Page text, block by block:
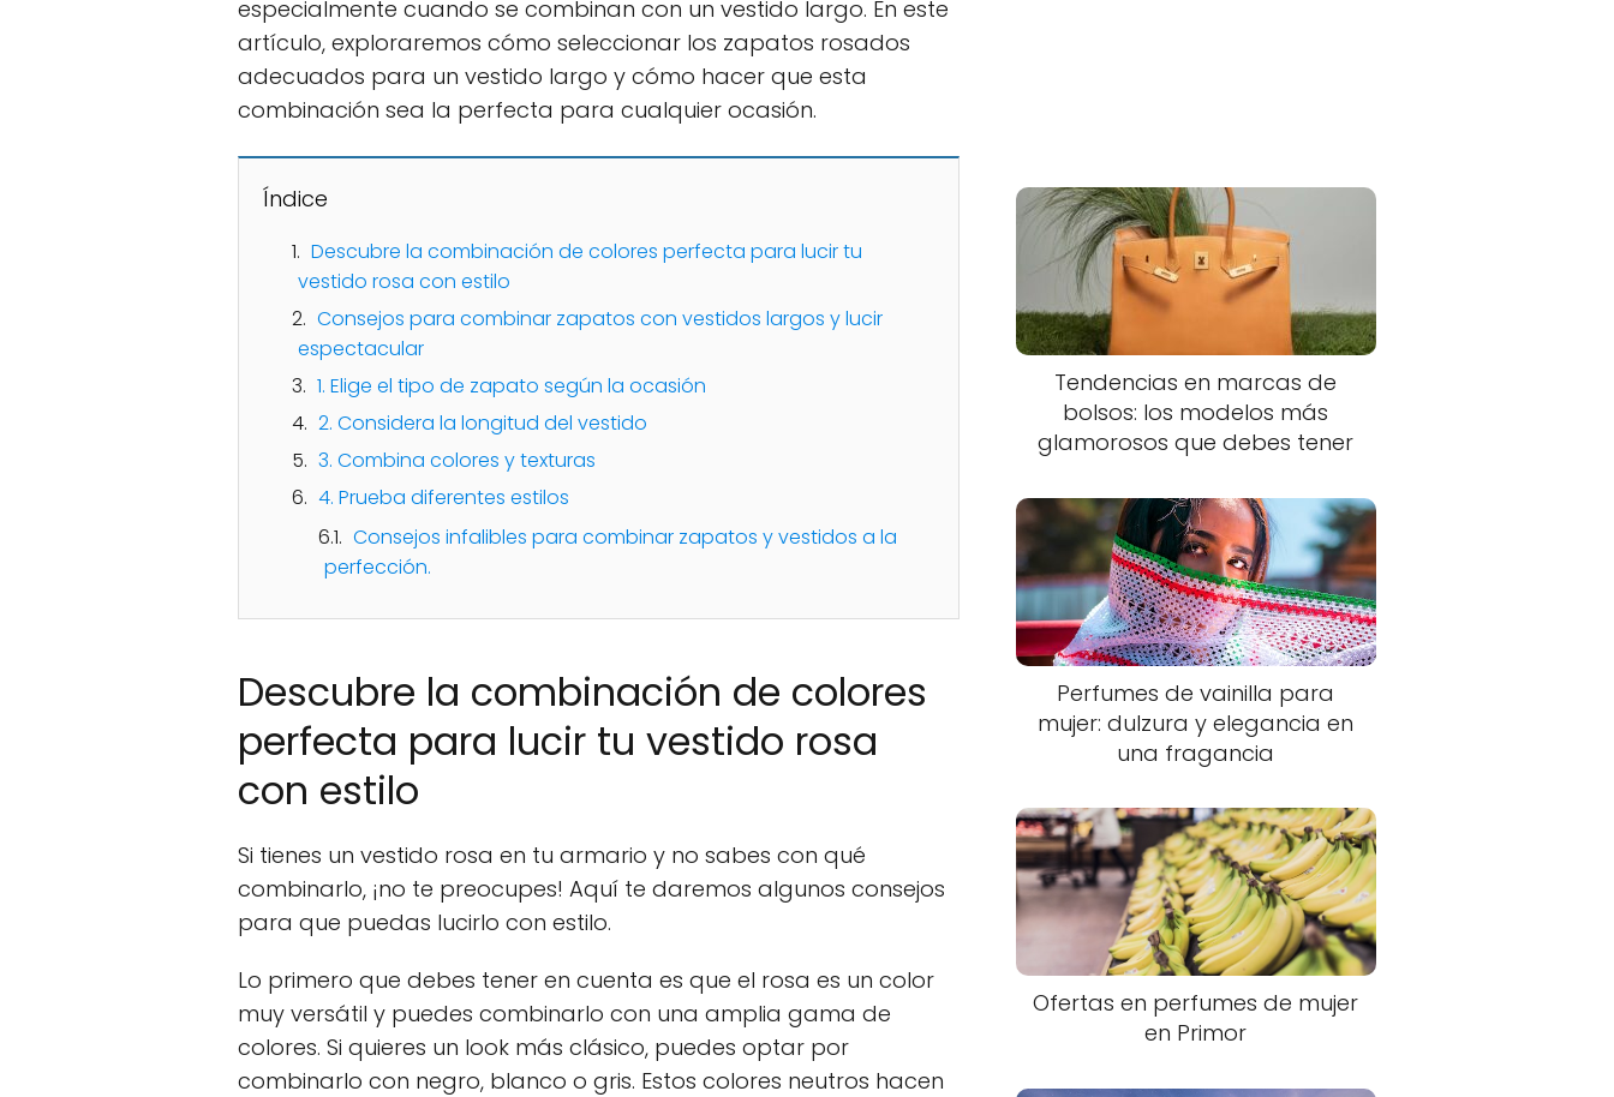
especialmente cuando se combinan con un vestido largo. En este
artículo, exploraremos cómo seleccionar los zapatos rosados
adecuados para un vestido largo y cómo hacer que esta
combinación sea la perfecta para cualquier ocasión.
Índice
Descubre la combinación de colores perfecta para lucir tu
vestido rosa con estilo
Consejos para combinar zapatos con vestidos largos y lucir
espectacular
1. Elige el tipo de zapato según la ocasión
2. Considera la longitud del vestido
3. Combina colores y texturas
4. Prueba diferentes estilos
Consejos infalibles para combinar zapatos y vestidos a la
perfección.
Descubre la combinación de colores
perfecta para lucir tu vestido rosa
con estilo
Si tienes un vestido rosa en tu armario y no sabes con qué
combinarlo, ¡no te preocupes! Aquí te daremos algunos consejos
para que puedas lucirlo con estilo.
Lo primero que debes tener en cuenta es que el rosa es un color
muy versátil y puedes combinarlo con una amplia gama de
colores. Si quieres un look más clásico, puedes optar por
combinarlo con negro, blanco o gris. Estos colores neutros hacen
Tendencias en marcas de
bolsos: los modelos más
glamorosos que debes tener
Perfumes de vainilla para
mujer: dulzura y elegancia en
una fragancia
Ofertas en perfumes de mujer
en Primor